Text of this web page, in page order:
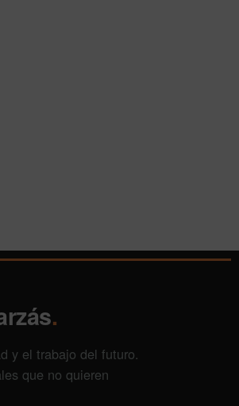
.
y el trabajo del futuro.
que no quieren